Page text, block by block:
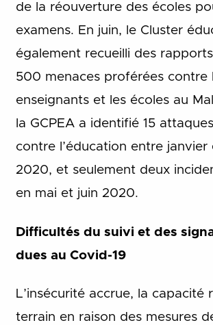
de la réouverture des écoles
examens. En juin, le Cluster
également recueilli des
500 menaces proférées contre
enseignants et les écoles au
la GCPEA a identifié 15
contre l’éducation entre janvier
2020, et seulement deux
en mai et juin 2020.
Difficultés du suivi et des
dues au Covid-19
L’insécurité accrue, la capacité
terrain en raison des mesures